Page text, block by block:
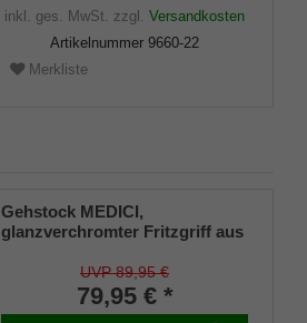
inkl. ges. MwSt. zzgl. Versandkosten
Artikelnummer 9660-22
Merkliste
Gehstock MEDICI,
glanzverchromter Fritzgriff aus
Buchenholzstock,100cm.
UVP 89,95 €
79,95 € *